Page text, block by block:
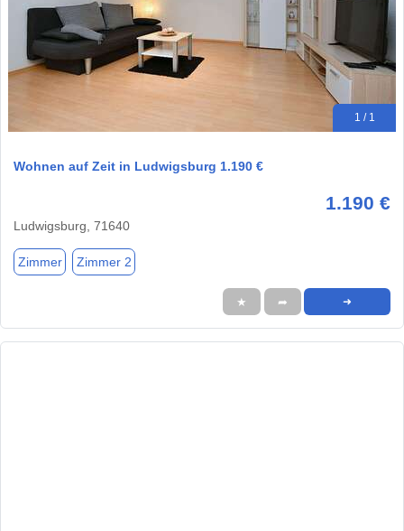
1 / 1
Wohnen auf Zeit in Ludwigsburg 1.190 €
1.190 €
Ludwigsburg, 71640
Zimmer Zimmer 2
★ ➦ ➜